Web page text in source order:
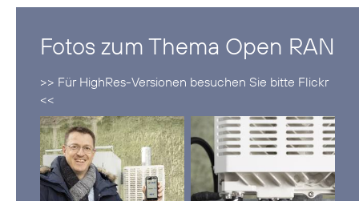
Fotos zum Thema Open RAN
>> Für HighRes-Versionen besuchen Sie bitte Flickr
<<